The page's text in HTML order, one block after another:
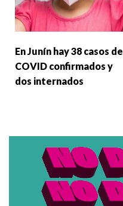
En Junín hay 38 casos de
COVID confirmados y
dos internados